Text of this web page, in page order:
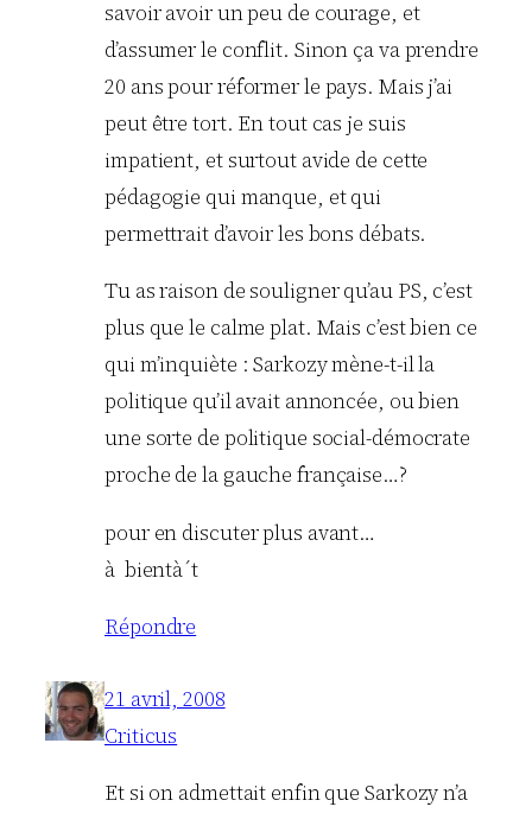
savoir avoir un peu de courage, et
d’assumer le conflit. Sinon ça va prendre
20 ans pour réformer le pays. Mais j’ai
peut être tort. En tout cas je suis
impatient, et surtout avide de cette
pédagogie qui manque, et qui
permettrait d’avoir les bons débats.
Tu as raison de souligner qu’au PS, c’est
plus que le calme plat. Mais c’est bien ce
qui m’inquiète : Sarkozy mène-t-il la
politique qu’il avait annoncée, ou bien
une sorte de politique social-démocrate
proche de la gauche française…?
pour en discuter plus avant…
à bientà´t
Répondre
21 avril, 2008
Criticus
Et si on admettait enfin que Sarkozy n’a